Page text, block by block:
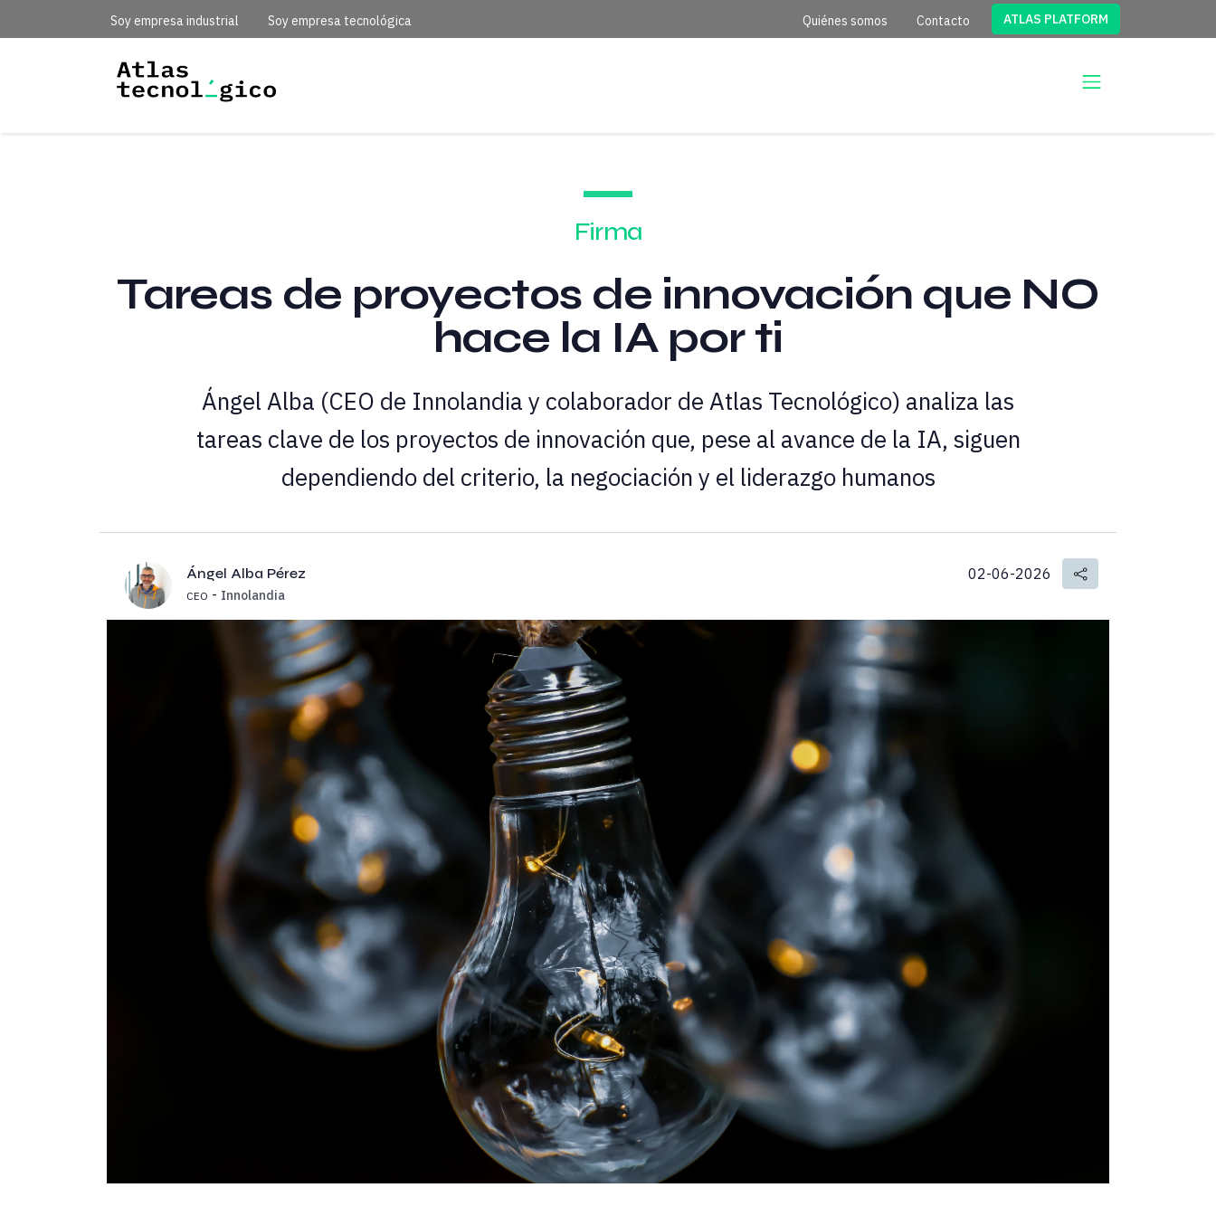
Soy empresa industrial Soy empresa tecnológica Quiénes somos Contacto ATLAS PLATFORM
Firma
Tareas de proyectos de innovación que NO
hace la IA por ti
Ángel Alba (CEO de Innolandia y colaborador de Atlas Tecnológico) analiza las
tareas clave de los proyectos de innovación que, pese al avance de la IA, siguen
dependiendo del criterio, la negociación y el liderazgo humanos
Ángel Alba Pérez
CEO - Innolandia
02-06-2026